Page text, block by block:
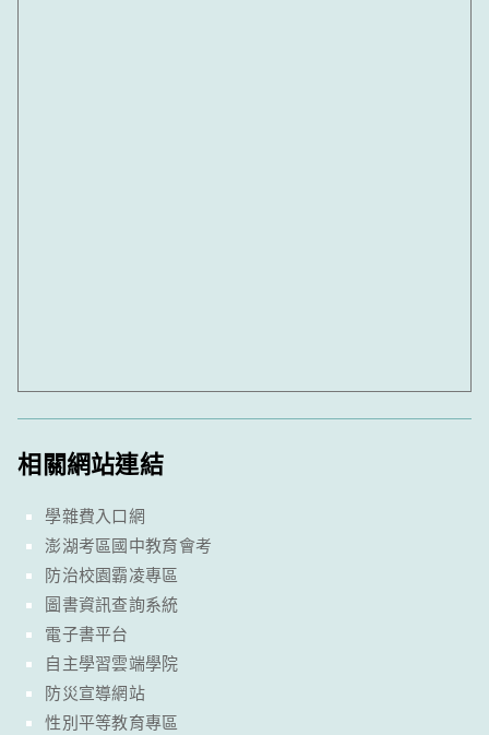
相關網站連結
學雜費入口網
澎湖考區國中教育會考
防治校園霸凌專區
圖書資訊查詢系統
電子書平台
自主學習雲端學院
防災宣導網站
性別平等教育專區